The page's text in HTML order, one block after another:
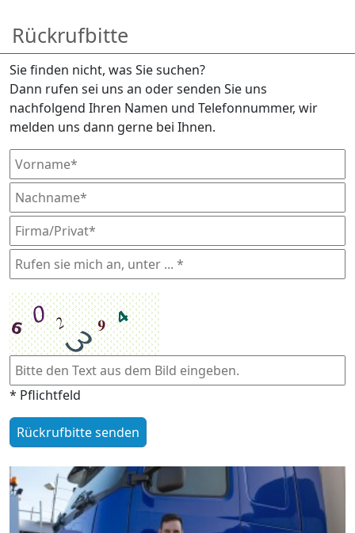
Rückrufbitte
Sie finden nicht, was Sie suchen?
Dann rufen sei uns an oder senden Sie uns
nachfolgend Ihren Namen und Telefonnummer, wir
melden uns dann gerne bei Ihnen.
* Pflichtfeld